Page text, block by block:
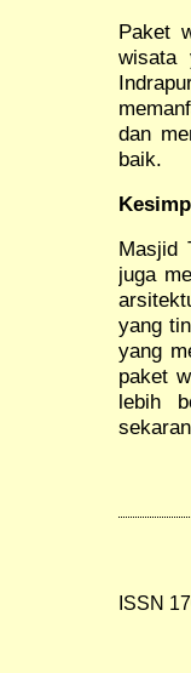
Paket
wisata
dan
baik.
Masjid
juga
yang
yang
paket
lebih
ISSN